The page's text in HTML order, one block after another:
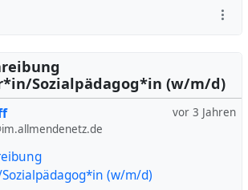
Sozialpädagog*in (w/m/d)
vor 3 Jahren
(w/m/d)